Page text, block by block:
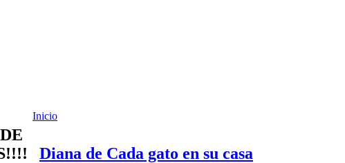
Inicio
Diana de Cada gato en su casa